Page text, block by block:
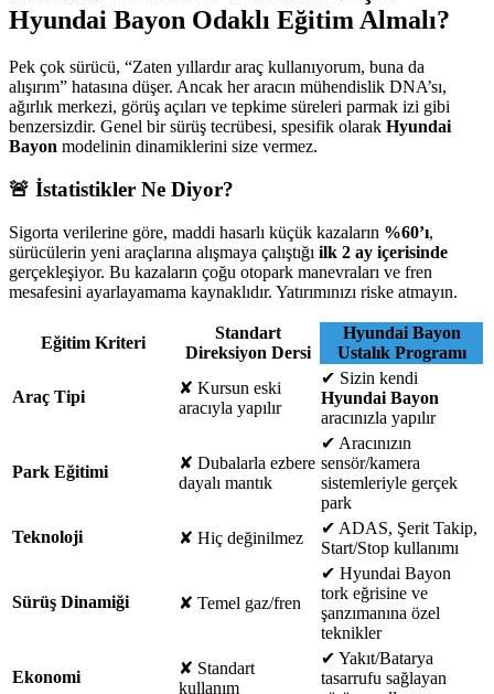
Hyundai Bayon Odaklı Eğitim Almalı?
Pek çok sürücü, “Zaten yıllardır araç kullanıyorum, buna da
alışırım” hatasına düşer. Ancak her aracın mühendislik DNA’sı,
ağırlık merkezi, görüş açıları ve tepkime süreleri parmak izi gibi
benzersizdir. Genel bir sürüş tecrübesi, spesifik olarak Hyundai
Bayon modelinin dinamiklerini size vermez.
🚨 İstatistikler Ne Diyor?
Sigorta verilerine göre, maddi hasarlı küçük kazaların %60’ı,
sürücülerin yeni araçlarına alışmaya çalıştığı ilk 2 ay içerisinde
gerçekleşiyor. Bu kazaların çoğu otopark manevraları ve fren
mesafesini ayarlayamama kaynaklıdır. Yatırımınızı riske atmayın.
Eğitim Kriteri
Standart
Direksiyon Dersi
Hyundai Bayon
Ustalık Programı
Araç Tipi ✘ Kursun eski
aracıyla yapılır
✔ Sizin kendi
Hyundai Bayon
aracınızla yapılır
Park Eğitimi ✘ Dubalarla ezbere
dayalı mantık
✔ Aracınızın
sensör/kamera
sistemleriyle gerçek
park
Teknoloji
✘ Hiç değinilmez
✔ ADAS, Şerit Takip,
Start/Stop kullanımı
Sürüş Dinamiği ✘ Temel gaz/fren
✔ Hyundai Bayon
tork eğrisine ve
şanzımanına özel
teknikler
Ekonomi ✘ Standart
kullanım
✔ Yakıt/Batarya
tasarrufu sağlayan